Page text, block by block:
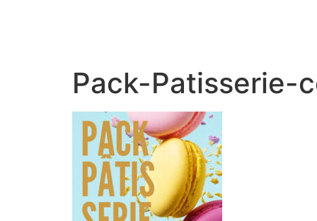
Pack-Patisserie-